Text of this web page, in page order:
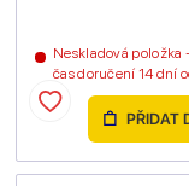
Neskladová položka
čas doručení 14 dní
PŘIDAT